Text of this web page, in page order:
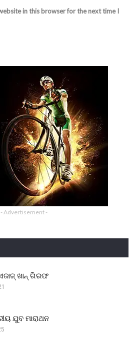
in this browser for the next time I
- Advertisement -
ଖାନ୍ ଗିରଫ
ଯୁବ ମାରାଥନ